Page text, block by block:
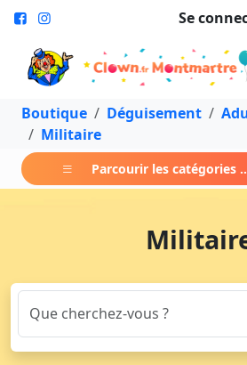
Se
Boutique Déguisement
Militaire
Parcourir les catégories